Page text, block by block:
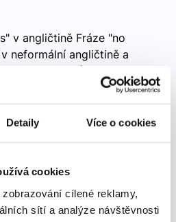
Detaily Více o cookies
cookies
cílené reklamy,
sítí a analýze návštěvnosti
v angličtině Fráze "no
neformální angličtině a
je podobná výrazům…